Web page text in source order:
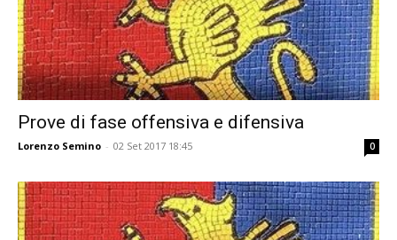
Prove di fase offensiva e difensiva
Lorenzo Semino - 02 Set 2017 18:45 0